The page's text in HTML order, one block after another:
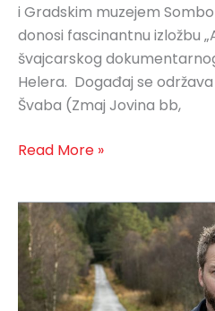
i Gradskim muzejem
donosi fascinantnu izložbu
švajcarskog
Helera. Događaj se
Švaba (Zmaj Jovina bb,
Read More »
Artist
Talk:
Helge
Skodvin